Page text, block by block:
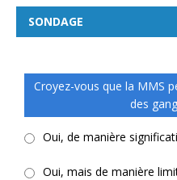
SONDAGE
Croyez-vous que la MMS
des
Oui, de manière
Oui, mais de manière